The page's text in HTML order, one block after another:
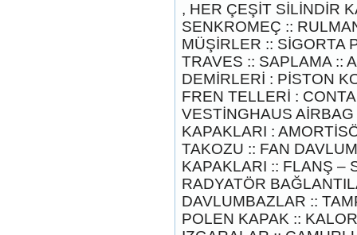
, HER ÇEŞİT SİLİNDİR
SENKROMEÇ ::
MÜŞİRLER :: SİGORTA
TRAVES :: SAPLAMA ::
DEMİRLERİ : PİSTON
FREN TELLERİ :
VESTİNGHAUS
KAPAKLARI :
TAKOZU :: FAN
KAPAKLARI :: FLANŞ –
RADYATÖR
DAVLUMBAZLAR ::
POLEN KAPAK ::